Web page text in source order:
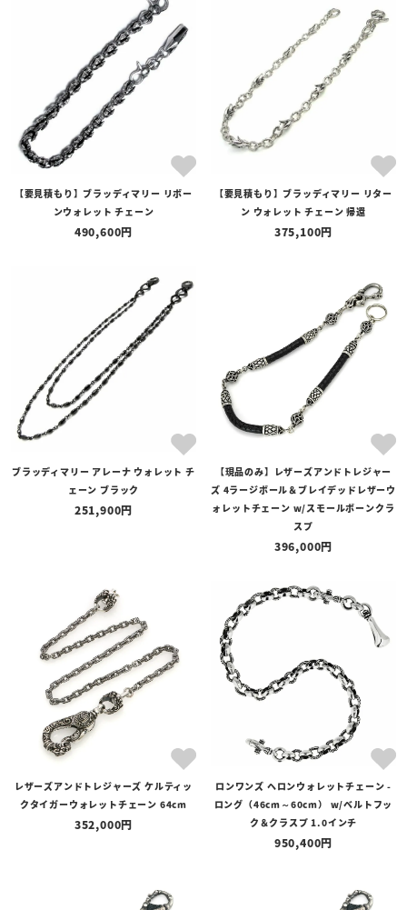
【要見積もり】ブラッディマリー リボー
ンウォレット チェーン
490,600
【要見積もり】ブラッディマリー リター
ン ウォレット チェーン 帰還
375,100
ブラッディマリー アレーナ ウォレット チ
ェーン ブラック
251,900
【現品のみ】レザーズアンドトレジャー
ズ 4ラージボール＆ブレイデッドレザーウ
ォレットチェーン w/スモールボーンクラ
スプ
396,000
レザーズアンドトレジャーズ ケルティッ
クタイガーウォレットチェーン 64cm
352,000
ロンワンズ ヘロンウォレットチェーン -
ロング（46cm～60cm） w/ベルトフッ
ク＆クラスプ 1.0インチ
950,400